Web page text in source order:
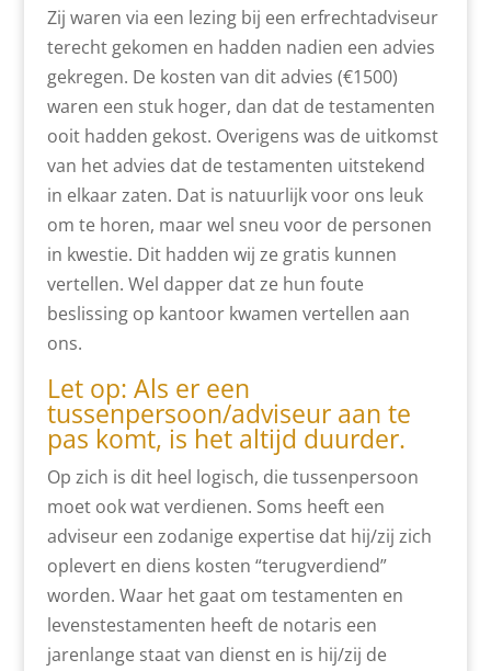
Zij waren via een lezing bij een erfrechtadviseur
terecht gekomen en hadden nadien een advies
gekregen. De kosten van dit advies (€1500)
waren een stuk hoger, dan dat de testamenten
ooit hadden gekost. Overigens was de uitkomst
van het advies dat de testamenten uitstekend
in elkaar zaten. Dat is natuurlijk voor ons leuk
om te horen, maar wel sneu voor de personen
in kwestie. Dit hadden wij ze gratis kunnen
vertellen. Wel dapper dat ze hun foute
beslissing op kantoor kwamen vertellen aan
ons.
Let op: Als er een
tussenpersoon/adviseur aan te
pas komt, is het altijd duurder.
Op zich is dit heel logisch, die tussenpersoon
moet ook wat verdienen. Soms heeft een
adviseur een zodanige expertise dat hij/zij zich
oplevert en diens kosten “terugverdiend”
worden. Waar het gaat om testamenten en
levenstestamenten heeft de notaris een
jarenlange staat van dienst en is hij/zij de